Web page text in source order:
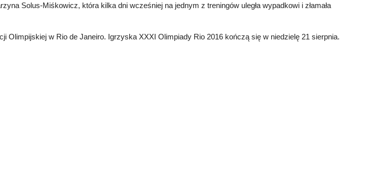
Solus-Miśkowicz, która kilka dni wcześniej na jednym z treningów uległa wypadkowi i złamała
Olimpijskiej w Rio de Janeiro. Igrzyska XXXI Olimpiady Rio 2016 kończą się w niedzielę 21 sierpnia.